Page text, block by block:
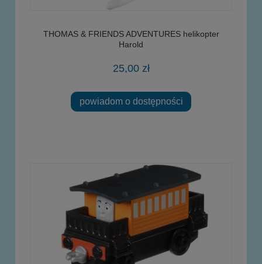
THOMAS & FRIENDS ADVENTURES helikopter
Harold
25,00 zł
powiadom o dostępności